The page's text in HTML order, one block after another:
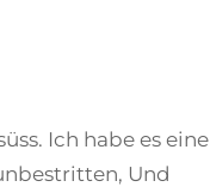
Ich habe es eine
Und